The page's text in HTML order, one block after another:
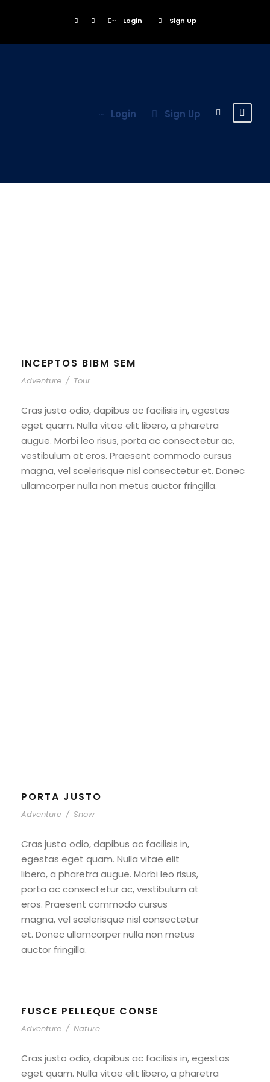
Login Sign Up
Login Sign Up
INCEPTOS BIBM SEM
Adventure / Tour
Cras justo odio, dapibus ac facilisis in, egestas
eget quam. Nulla vitae elit libero, a pharetra
augue. Morbi leo risus, porta ac consectetur ac,
vestibulum at eros. Praesent commodo cursus
magna, vel scelerisque nisl consectetur et. Donec
ullamcorper nulla non metus auctor fringilla.
PORTA JUSTO
Adventure / Snow
Cras justo odio, dapibus ac facilisis in,
egestas eget quam. Nulla vitae elit
libero, a pharetra augue. Morbi leo risus,
porta ac consectetur ac, vestibulum at
eros. Praesent commodo cursus
magna, vel scelerisque nisl consectetur
et. Donec ullamcorper nulla non metus
auctor fringilla.
FUSCE PELLEQUE CONSE
Adventure / Nature
Cras justo odio, dapibus ac facilisis in, egestas
eget quam. Nulla vitae elit libero, a pharetra